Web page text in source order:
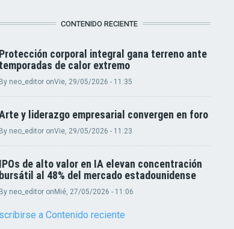
CONTENIDO RECIENTE
Protección corporal integral gana terreno ante
temporadas de calor extremo
By neo_editoronVie, 29/05/2026 - 11:35
y liderazgo empresarial convergen en foro
By neo_editoronVie, 29/05/2026 - 11:23
IPOs de alto valor en IA elevan concentración
bursátil al 48% del mercado estadounidense
By neo_editoronMié, 27/05/2026 - 11:06
a Contenido reciente